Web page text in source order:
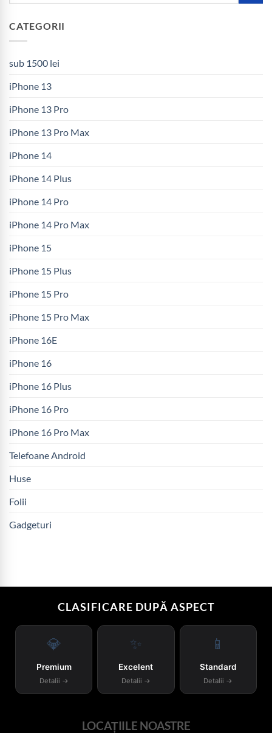
CATEGORII
sub 1500 lei
iPhone 13
iPhone 13 Pro
iPhone 13 Pro Max
iPhone 14
iPhone 14 Plus
iPhone 14 Pro
iPhone 14 Pro Max
iPhone 15
iPhone 15 Plus
iPhone 15 Pro
iPhone 15 Pro Max
iPhone 16E
iPhone 16
iPhone 16 Plus
iPhone 16 Pro
iPhone 16 Pro Max
Telefoane Android
Huse
Folii
Gadgeturi
CLASIFICARE DUPĂ ASPECT
💎
Premium
Detalii →
✨
Excelent
Detalii →
📱
Standard
Detalii →
LOCAȚIILE NOASTRE